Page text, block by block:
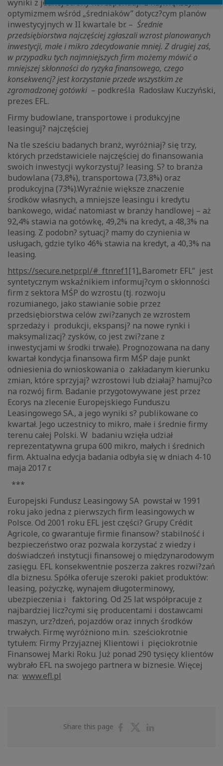
wyniki z jednej strony koresponduj? z największym
optymizmem wśród „średniaków” dotycz?cym planów
inwestycyjnych w II kwartale br. – Średnie
przedsiębiorstwa najczęściej zgłaszali wzrost planowanych
inwestycji, małe i mikro zdecydowanie mniej. Z drugiej zaś,
w przypadku tych najmniejszych firm możemy mówić o
mniejszej skłonności do ryzyka finansowego, czego
konsekwencj? jest korzystanie przede wszystkim ze
zgromadzonej gotówki – podkreśla Radosław Kuczyński,
prezes EFL.
Firmy budowlane, transportowe i produkcyjne
leasinguj? najczęściej
Na tle sześciu badanych branż, wyróżniaj? się trzy,
których przedstawiciele najczęściej do finansowania
swoich inwestycji wykorzystuj? leasing. S? to branża
budowlana (73,8%), transportowa (73,8%) oraz
produkcyjna (73%).Wyraźnie większe znaczenie
środków własnych, a mniejsze leasingu i kredytu
bankowego, widać natomiast w branży handlowej – aż
92,4% stawia na gotówkę, 49,2% na kredyt, a 48,3% na
leasing. Z podobn? sytuacj? mamy do czynienia w
usługach, gdzie tylko 46% stawia na kredyt, a 40,3% na
leasing.
https://secure.netpr.pl/#_ftnref1[1]„Barometr EFL” jest
syntetycznym wskaźnikiem informuj?cym o skłonności
firm z sektora MŚP do wzrostu (tj. rozwoju
rozumianego, jako stawianie sobie przez
przedsiębiorstwa celów zwi?zanych ze wzrostem
sprzedaży i produkcji, ekspansj? na nowe rynki i
maksymalizacj? zysków, co jest zwi?zane z
inwestycjami w środki trwałe). Prognozowana na dany
kwartał kondycja finansowa firm MŚP daje punkt
odniesienia do wnioskowania o zakładanym kierunku
zmian, które sprzyjaj? wzrostowi lub działaj? hamuj?co
na rozwój firm. Badanie przygotowywane jest przez
Ecorys na zlecenie Europejskiego Funduszu
Leasingowego SA., a jego wyniki s? publikowane co
kwartał. Jego uczestnicy to mikro, małe i średnie firmy
terenu całej Polski. W badaniu wzięła udział
reprezentatywna grupa 600 mikro, małych i średnich
firm. Aktualna edycja badania odbyła się w dniach 4-10
maja 2017 r.
***
Europejski Fundusz Leasingowy SA powstał w 1991
roku jako jedna z pierwszych firm leasingowych w
Polsce. Od 2001 roku EFL jest części? Grupy Crédit
Agricole, co gwarantuje firmie finansow? stabilność i
bezpieczeństwo oraz pozwala korzystać z wiedzy i
doświadczeń instytucji finansowej o międzynarodowym
zasięgu. EFL konsekwentnie poszerza zakres rozwi?zań
dla biznesu. Spółka oferuje szeroki pakiet produktów:
leasing, pożyczkę, wynajem długoterminowy,
ubezpieczenia i faktoring. Od 25 lat współpracuje z
najbardziej licz?cymi się producentami i dostawcami
maszyn, urz?dzeń, pojazdów oraz innych środków
trwałych. Firmę wyróżniono m.in. sześciokrotnie
tytułem: Firmy Przyjaznej Klientowi i pięciokrotnie
Finansowej Marki Roku. Już ponad 290 tysięcy klientów
wybrało EFL na swojego partnera w biznesie. Więcej
na: www.efl.pl
Share this page
ShareShare